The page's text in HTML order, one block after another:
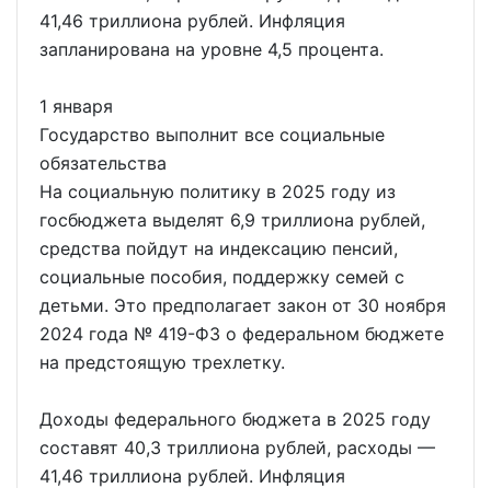
41,46 триллиона рублей. Инфляция
запланирована на уровне 4,5 процента.
1 января
Государство выполнит все социальные
обязательства
На социальную политику в 2025 году из
госбюджета выделят 6,9 триллиона рублей,
средства пойдут на индексацию пенсий,
социальные пособия, поддержку семей с
детьми. Это предполагает закон от 30 ноября
2024 года № 419-ФЗ о федеральном бюджете
на предстоящую трехлетку.
Доходы федерального бюджета в 2025 году
составят 40,3 триллиона рублей, расходы —
41,46 триллиона рублей. Инфляция